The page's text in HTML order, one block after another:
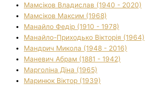
Мамсіков Владислав (1940 - 2020)
Мамсіков Максим (1968)
Манайло Федір (1910 - 1978)
Манайло-Приходько Вікторія (1964)
Мандрич Микола (1948 - 2016)
Маневич Абрам (1881 - 1942)
Марголіна Діна (1965)
Маринюк Віктор (1939)